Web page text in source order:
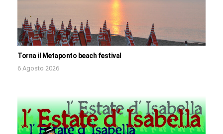
Torna il Metaponto beach festival
6 Agosto 2026